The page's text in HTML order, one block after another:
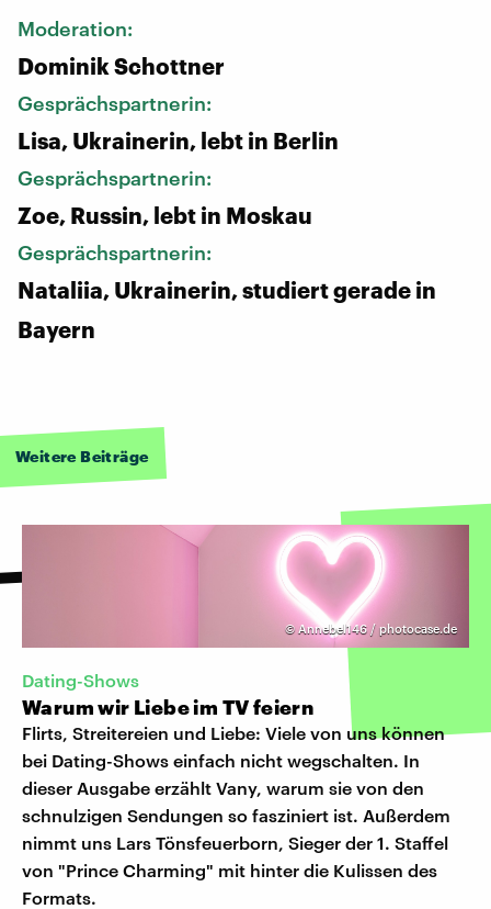
Moderation:
Dominik Schottner
Gesprächspartnerin:
Lisa, Ukrainerin, lebt in Berlin
Gesprächspartnerin:
Zoe, Russin, lebt in Moskau
Gesprächspartnerin:
Nataliia, Ukrainerin, studiert gerade in
Bayern
Weitere Beiträge
© Annebel146 / photocase.de
Dating-Shows
Warum wir Liebe im TV feiern
Flirts, Streitereien und Liebe: Viele von uns können
bei Dating-Shows einfach nicht wegschalten. In
dieser Ausgabe erzählt Vany, warum sie von den
schnulzigen Sendungen so fasziniert ist. Außerdem
nimmt uns Lars Tönsfeuerborn, Sieger der 1. Staffel
von "Prince Charming" mit hinter die Kulissen des
Formats.